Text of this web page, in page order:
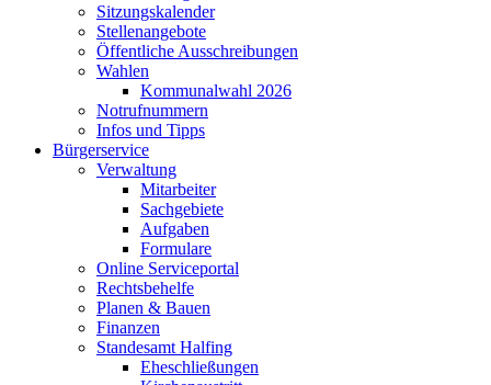
Sitzungskalender
Stellenangebote
Öffentliche Ausschreibungen
Wahlen
Kommunalwahl 2026
Notrufnummern
Infos und Tipps
Bürgerservice
Verwaltung
Mitarbeiter
Sachgebiete
Aufgaben
Formulare
Online Serviceportal
Rechtsbehelfe
Planen & Bauen
Finanzen
Standesamt Halfing
Eheschließungen